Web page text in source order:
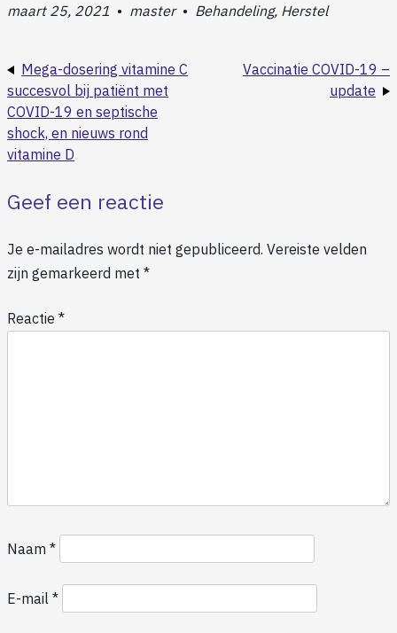
maart 25, 2021 • master • Behandeling, Herstel
Mega-dosering vitamine C
succesvol bij patiënt met
COVID-19 en septische
shock, en nieuws rond
vitamine D
Vaccinatie COVID-19 –
update
Geef een reactie
Je e-mailadres wordt niet gepubliceerd. Vereiste velden
zijn gemarkeerd met *
Reactie *
Naam *
E-mail *